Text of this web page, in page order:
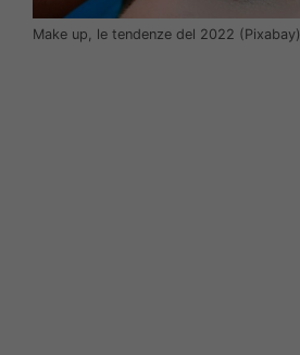
Make up, le tendenze del 2022 (Pixabay)